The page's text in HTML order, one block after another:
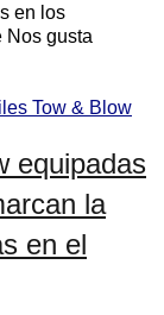
en los
Nos gusta
equipadas
la
en el